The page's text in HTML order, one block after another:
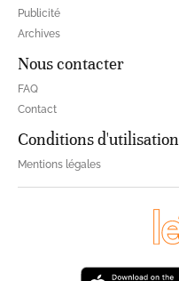
Publicité
Archives
Nous contacter
FAQ
Contact
Conditions d'utilisation
Mentions légales